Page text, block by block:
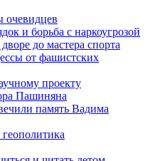
очевидцев
и борьба с наркоугрозой
до мастера спорта
от фашистских
проекту
Пашиняна
память Вадима